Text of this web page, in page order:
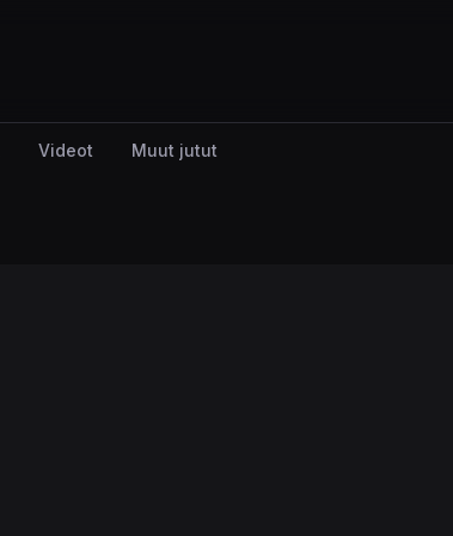
Videot Muut jutut